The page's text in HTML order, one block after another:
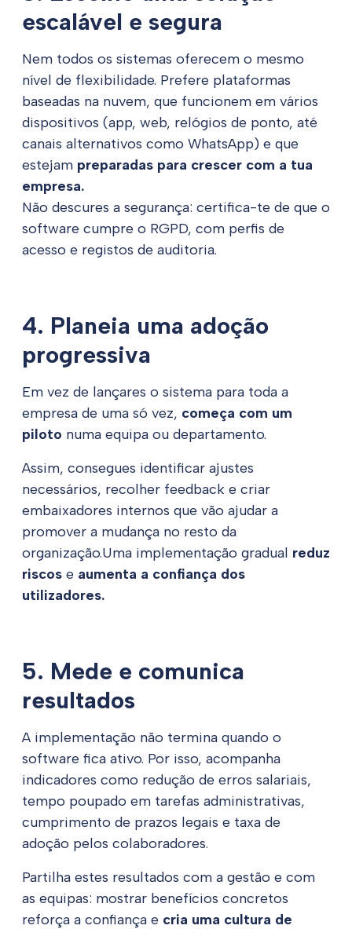
escalável e segura
Nem todos os sistemas oferecem o mesmo
nível de flexibilidade. Prefere plataformas
baseadas na nuvem, que funcionem em vários
dispositivos (app, web, relógios de ponto, até
canais alternativos como WhatsApp) e que
estejam preparadas para crescer com a tua
empresa.
Não descures a segurança: certifica-te de que o
software cumpre o RGPD, com perfis de
acesso e registos de auditoria.
4. Planeia uma adoção
progressiva
Em vez de lançares o sistema para toda a
empresa de uma só vez, começa com um
piloto numa equipa ou departamento.
Assim, consegues identificar ajustes
necessários, recolher feedback e criar
embaixadores internos que vão ajudar a
promover a mudança no resto da
organização.Uma implementação gradual reduz
riscos e aumenta a confiança dos
utilizadores.
5. Mede e comunica
resultados
A implementação não termina quando o
software fica ativo. Por isso, acompanha
indicadores como redução de erros salariais,
tempo poupado em tarefas administrativas,
cumprimento de prazos legais e taxa de
adoção pelos colaboradores.
Partilha estes resultados com a gestão e com
as equipas: mostrar benefícios concretos
reforça a confiança e cria uma cultura de